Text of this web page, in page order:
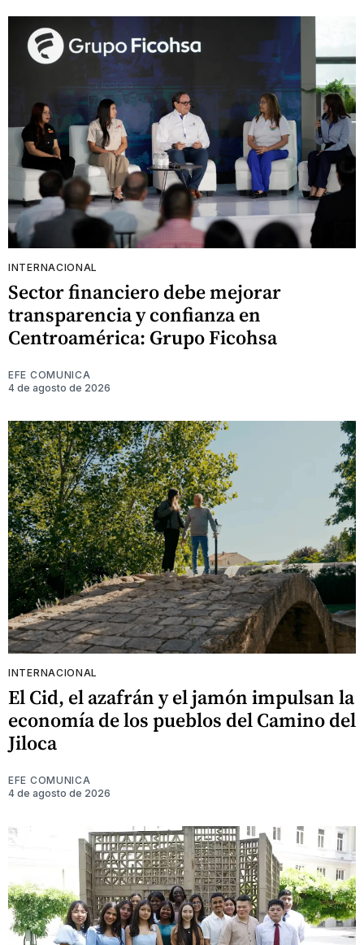
INTERNACIONAL
Sector financiero debe mejorar
transparencia y confianza en
Centroamérica: Grupo Ficohsa
EFE COMUNICA
4 de agosto de 2026
INTERNACIONAL
El Cid, el azafrán y el jamón impulsan la
economía de los pueblos del Camino del
Jiloca
EFE COMUNICA
4 de agosto de 2026